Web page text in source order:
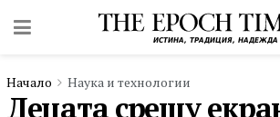
Начало Наука и технологии
Децата срещу